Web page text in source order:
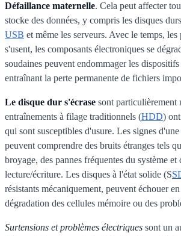
Défaillance maternelle. Cela peut affecter
stocke des données, y compris les disques
USB et même les serveurs. Avec le temps, les
s'usent, les composants électroniques se
soudaines peuvent endommager les dispositifs
entraînant la perte permanente de fichiers
Le disque dur s'écrase sont particulièrement
entraînements à filage traditionnels (HDD)
qui sont susceptibles d'usure. Les signes
peuvent comprendre des bruits étranges tels
broyage, des pannes fréquentes du système et
lecture/écriture. Les disques à l'état solide (S
résistants mécaniquement, peuvent échouer
dégradation des cellules mémoire ou des
Surtensions et problèmes électriques sont un